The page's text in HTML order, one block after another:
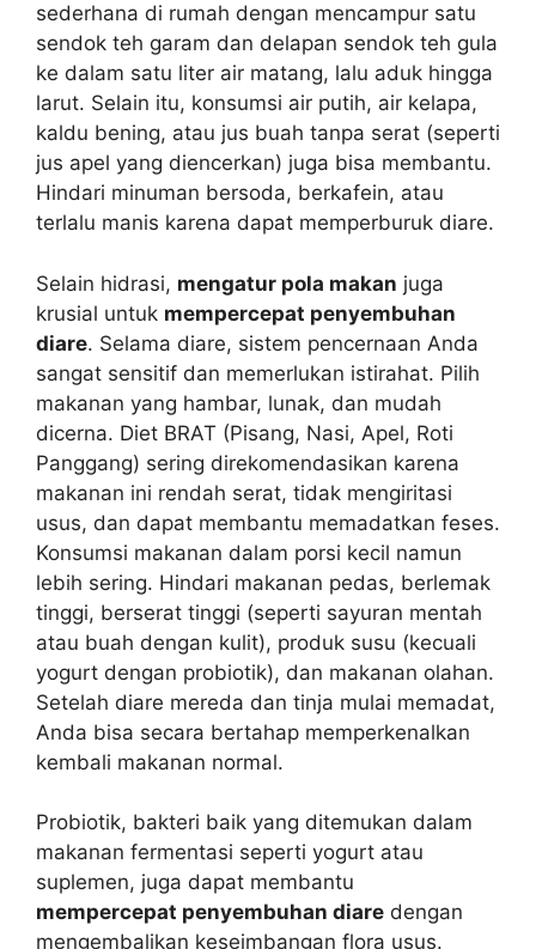
sederhana di rumah dengan mencampur satu
sendok teh garam dan delapan sendok teh gula
ke dalam satu liter air matang, lalu aduk hingga
larut. Selain itu, konsumsi air putih, air kelapa,
kaldu bening, atau jus buah tanpa serat (seperti
jus apel yang diencerkan) juga bisa membantu.
Hindari minuman bersoda, berkafein, atau
terlalu manis karena dapat memperburuk diare.
Selain hidrasi, mengatur pola makan juga
krusial untuk mempercepat penyembuhan
diare. Selama diare, sistem pencernaan Anda
sangat sensitif dan memerlukan istirahat. Pilih
makanan yang hambar, lunak, dan mudah
dicerna. Diet BRAT (Pisang, Nasi, Apel, Roti
Panggang) sering direkomendasikan karena
makanan ini rendah serat, tidak mengiritasi
usus, dan dapat membantu memadatkan feses.
Konsumsi makanan dalam porsi kecil namun
lebih sering. Hindari makanan pedas, berlemak
tinggi, berserat tinggi (seperti sayuran mentah
atau buah dengan kulit), produk susu (kecuali
yogurt dengan probiotik), dan makanan olahan.
Setelah diare mereda dan tinja mulai memadat,
Anda bisa secara bertahap memperkenalkan
kembali makanan normal.
Probiotik, bakteri baik yang ditemukan dalam
makanan fermentasi seperti yogurt atau
suplemen, juga dapat membantu
mempercepat penyembuhan diare dengan
mengembalikan keseimbangan flora usus.